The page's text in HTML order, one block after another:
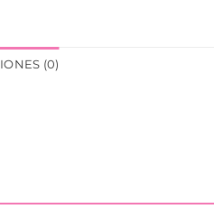
(0)